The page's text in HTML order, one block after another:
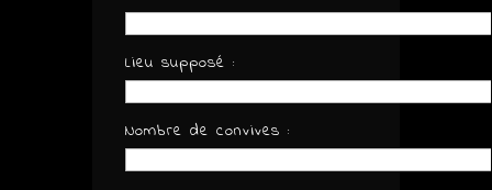
Lieu supposé :
Nombre de convives :